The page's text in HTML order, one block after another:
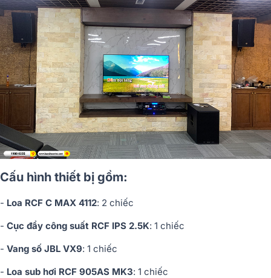
Cấu hình thiết bị gồm:
- Loa RCF C MAX 4112: 2 chiếc
- Cục đẩy công suất RCF IPS 2.5K: 1 chiếc
- Vang số JBL VX9: 1 chiếc
- Loa sub hơi RCF 905AS MK3: 1 chiếc